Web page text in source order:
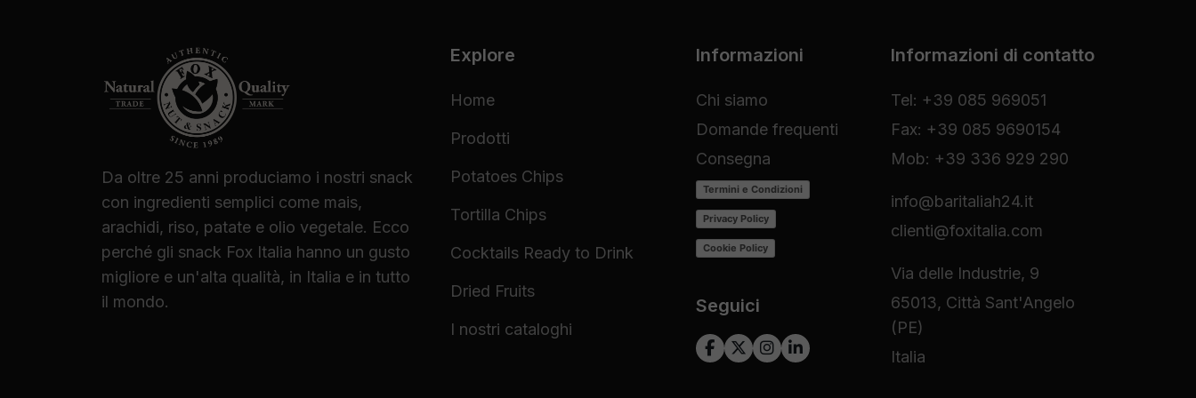
Da oltre 25 anni produciamo i nostri snack
con ingredienti semplici come mais,
arachidi, riso, patate e olio vegetale. Ecco
perché gli snack Fox Italia hanno un gusto
migliore e un'alta qualità, in Italia e in tutto
il mondo.
Explore
Home
Prodotti
Potatoes Chips
Tortilla Chips
Cocktails Ready to Drink
Dried Fruits
I nostri cataloghi
Informazioni
Chi siamo
Domande frequenti
Consegna
Termini e Condizioni
Privacy Policy
Cookie Policy
Seguici
Informazioni di contatto
Tel: +39 085 969051
Fax: +39 085 9690154
Mob: +39 336 929 290
info@baritaliah24.it
clienti@foxitalia.com
Via delle Industrie, 9
65013, Città Sant'Angelo
(PE)
Italia